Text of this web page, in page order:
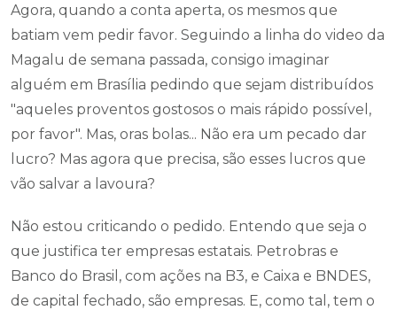
Agora, quando a conta aperta, os mesmos que
batiam vem pedir favor. Seguindo a linha do video da
Magalu de semana passada, consigo imaginar
alguém em Brasília pedindo que sejam distribuídos
"aqueles proventos gostosos o mais rápido possível,
por favor". Mas, oras bolas... Não era um pecado dar
lucro? Mas agora que precisa, são esses lucros que
vão salvar a lavoura?
Não estou criticando o pedido. Entendo que seja o
que justifica ter empresas estatais. Petrobras e
Banco do Brasil, com ações na B3, e Caixa e BNDES,
de capital fechado, são empresas. E, como tal, tem o